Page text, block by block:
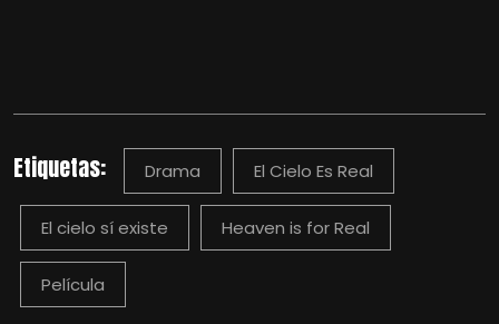
Etiquetas: Drama El Cielo Es Real
El cielo sí existe Heaven is for Real
Película